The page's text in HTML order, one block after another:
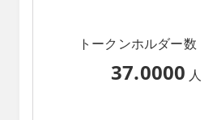
トークンホルダー数
37.0000 人